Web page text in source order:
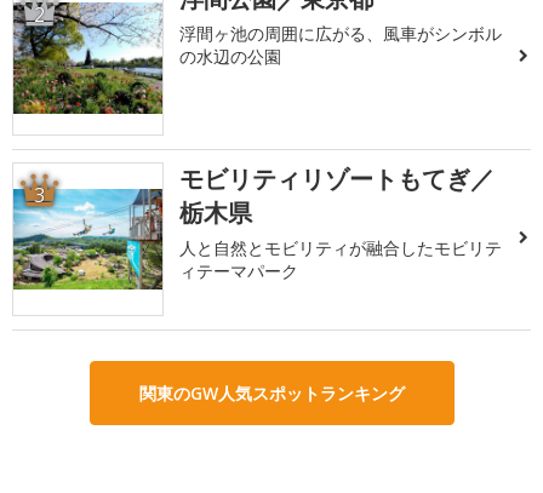
2
浮間ヶ池の周囲に広がる、風車がシンボル
の水辺の公園
3
モビリティリゾートもてぎ／
栃木県
人と自然とモビリティが融合したモビリテ
ィテーマパーク
関東のGW人気スポットランキング